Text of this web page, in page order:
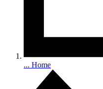
... Home